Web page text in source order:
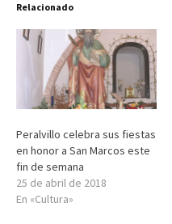
Relacionado
Peralvillo celebra sus fiestas
en honor a San Marcos este
fin de semana
25 de abril de 2018
En «Cultura»